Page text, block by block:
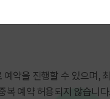
예약을 진행할 수 있으며,
복 예약 허용되지 않습니